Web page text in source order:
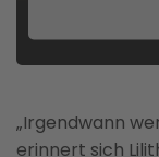
„Irgendwann
erinnert sich